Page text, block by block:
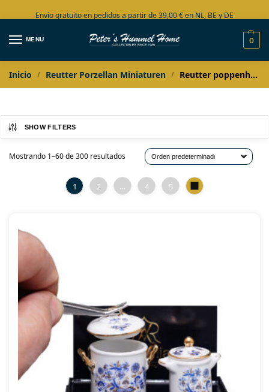
Envío gratuito en pedidos a partir de 39,00 € en NL, BE y DE
Amplia colección en stock
MENU 0
Inicio / Reutter Porzellan Miniaturen / Reutter poppenhuis miniaturen
SHOW FILTERS
Mostrando 1–60 de 300 resultados
1 2 … 4 5